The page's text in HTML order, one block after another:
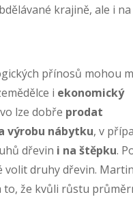
krajině, ale i na
přínosů mohou
i ekonomický
lze dobře prodat
výrobu nábytku, v
dřevin i na štěpku.
volit druhy dřevin.
to, že kvůli růstu